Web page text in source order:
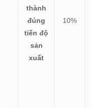
thành
đúng
tiến độ
sản
xuất
10%